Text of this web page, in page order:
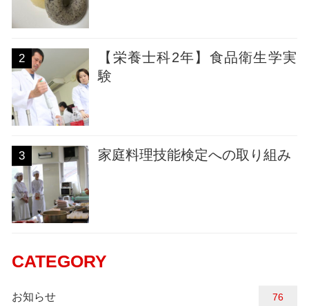
2
【栄養士科2年】食品衛生学実
験
3 家庭料理技能検定への取り組み
CATEGORY
お知らせ 88